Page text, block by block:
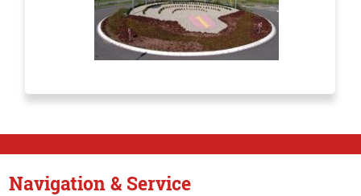
Navigation & Service